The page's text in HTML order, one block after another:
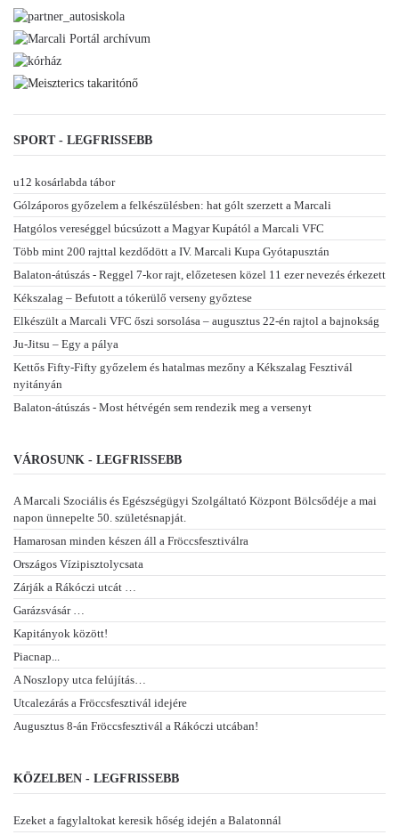
SPORT - LEGFRISSEBB
u12 kosárlabda tábor
Gólzáporos győzelem a felkészülésben: hat gólt szerzett a Marcali
Hatgólos vereséggel búcsúzott a Magyar Kupától a Marcali VFC
Több mint 200 rajttal kezdődött a IV. Marcali Kupa Gyótapusztán
Balaton-átúszás - Reggel 7-kor rajt, előzetesen közel 11 ezer nevezés érkezett
Kékszalag – Befutott a tókerülő verseny győztese
Elkészült a Marcali VFC őszi sorsolása – augusztus 22-én rajtol a bajnokság
Ju-Jitsu – Egy a pálya
Kettős Fifty-Fifty győzelem és hatalmas mezőny a Kékszalag Fesztivál
nyitányán
Balaton-átúszás - Most hétvégén sem rendezik meg a versenyt
VÁROSUNK - LEGFRISSEBB
A Marcali Szociális és Egészségügyi Szolgáltató Központ Bölcsődéje a mai
napon ünnepelte 50. születésnapját.
Hamarosan minden készen áll a Fröccsfesztiválra
Országos Vízipisztolycsata
Zárják a Rákóczi utcát …
Garázsvásár …
Kapitányok között!
Piacnap...
A Noszlopy utca felújítás…
Utcalezárás a Fröccsfesztivál idejére
Augusztus 8-án Fröccsfesztivál a Rákóczi utcában!
KÖZELBEN - LEGFRISSEBB
Ezeket a fagylaltokat keresik hőség idején a Balatonnál